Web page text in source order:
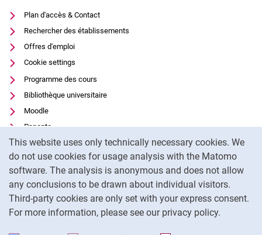
This website uses only technically necessary cookies. We
do not use cookies for usage analysis with the Matomo
software. The analysis is anonymous and does not allow
any conclusions to be drawn about individual visitors.
Third-party cookies are only set with your express consent.
For more information, please see our privacy policy.
Plan d'accès & Contact
Rechercher des établissements
Offres d'emploi
Cookie settings
Programme des cours
Bibliothèque universitaire
Moodle
Panopto
Protection des données
Accessibilité
Utilisation transparente de l'IA